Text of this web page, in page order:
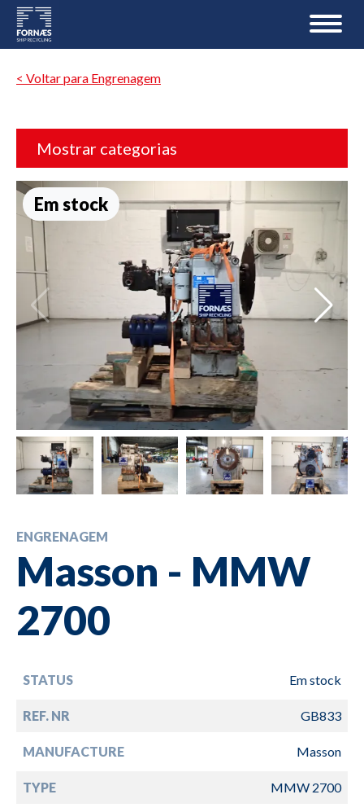
< Voltar para Engrenagem
Mostrar categorias
Em stock
ENGRENAGEM
Masson - MMW
2700
STATUS Em stock
REF. NR GB833
MANUFACTURE Masson
TYPE MMW 2700